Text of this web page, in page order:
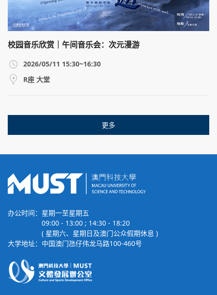
校园音乐欣赏｜午间音乐会：次元漫游
2026/05/11 15:30~16:30
R座 大堂
更多
办公时间： 星期一至星期五
09:00 - 13:00 ; 14:30 - 18:20
( 星期六、星期日及澳门公众假期休息 )
大学地址： 中国澳门氹仔伟龙马路100-460号